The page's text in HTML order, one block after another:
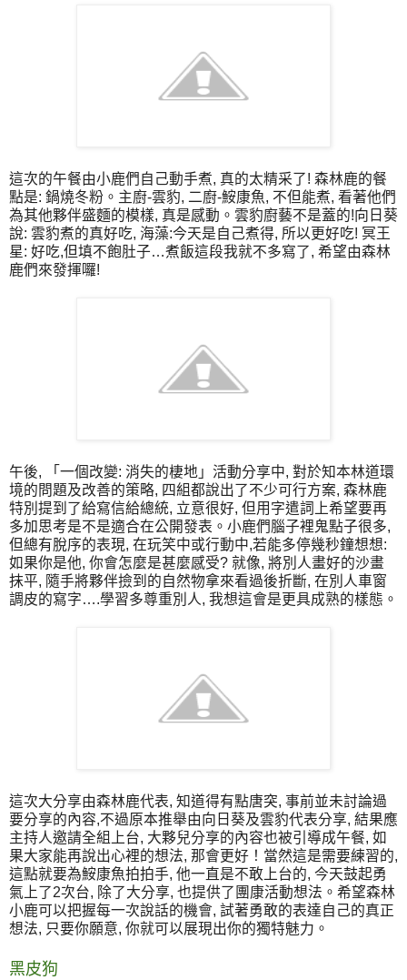
這次的午餐由小鹿們自己動手煮, 真的太精采了! 森林鹿的餐
點是: 鍋燒冬粉。主廚-雲豹, 二廚-鮟康魚, 不但能煮, 看著他們
為其他夥伴盛麵的模樣, 真是感動。雲豹廚藝不是蓋的!向日葵
說: 雲豹煮的真好吃, 海藻:今天是自己煮得, 所以更好吃! 冥王
星: 好吃,但填不飽肚子…煮飯這段我就不多寫了, 希望由森林
鹿們來發揮囉!
午後, 「一個改變: 消失的棲地」活動分享中, 對於知本林道環
境的問題及改善的策略, 四組都說出了不少可行方案, 森林鹿
特別提到了給寫信給總統, 立意很好, 但用字遣詞上希望要再
多加思考是不是適合在公開發表。小鹿們腦子裡鬼點子很多,
但總有脫序的表現, 在玩笑中或行動中,若能多停幾秒鐘想想:
如果你是他, 你會怎麼是甚麼感受? 就像, 將別人畫好的沙畫
抹平, 隨手將夥伴撿到的自然物拿來看過後折斷, 在別人車窗
調皮的寫字….學習多尊重別人, 我想這會是更具成熟的樣態。
這次大分享由森林鹿代表, 知道得有點唐突, 事前並未討論過
要分享的內容,不過原本推舉由向日葵及雲豹代表分享, 結果應
主持人邀請全組上台, 大夥兒分享的內容也被引導成午餐, 如
果大家能再說出心裡的想法, 那會更好！當然這是需要練習的,
這點就要為鮟康魚拍拍手, 他一直是不敢上台的, 今天鼓起勇
氣上了2次台, 除了大分享, 也提供了團康活動想法。希望森林
小鹿可以把握每一次說話的機會, 試著勇敢的表達自己的真正
想法, 只要你願意, 你就可以展現出你的獨特魅力。
黑皮狗